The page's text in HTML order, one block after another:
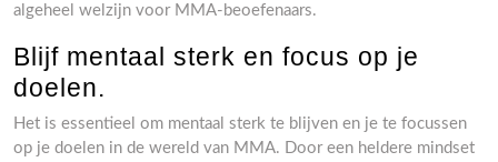
algeheel welzijn voor MMA-beoefenaars.
Blijf mentaal sterk en focus op je
doelen.
Het is essentieel om mentaal sterk te blijven en je te focussen
op je doelen in de wereld van MMA. Door een heldere mindset